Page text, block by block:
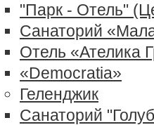
"Парк - Отель"
Санаторий
Отель «Ателика
«Democratia»
Геленджик
Санаторий